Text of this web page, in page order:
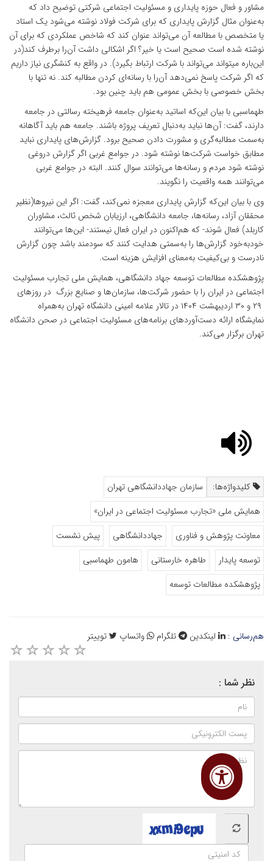
مشاور و فعال حوزه پایداری و مسئولیت اجتماعی شرکتی توضیح داد که
به‌عنوان مثال گزارش پایداری که برای شرکت فولاد نوشته می‌شود یک استاد
یا متخصص با مطالعه آن می‌تواند عنوان کند که شاخص عملکردی که برای آن
نوشته شده است صحیح است یا خیر؟ اگر اشکالی داشت آن‌را برطرف کند(در
این‌باره می­تواند می‌تواند با شرکت ارتباط بگیرد). در واقع به کنشگری نیاز داریم
که اگر شرکت پاسخ نمی‌دهد آن‌را با رسانه‌ای کردن مطالبه کند. نه تنها با
بخش خصوصی با بخش عمومی هم باید چنین بود.
طهماسبی با بیان این‌که اساتید به‌عنوان جامعه فرهیخته رسالتی در جامعه
دارند، گفت: آن‌ها نباید به‌دنبال تعریف پروژه باشند. جامعه هم باید آگاهانه
به‌سمت مطالبه‌گری و مشورت دادن صحیح برود. گزارش‌های پایداری نباید
مطابق خواست شرکت‌ها نوشته شود. در جوامع غربی اگر گزارش دروغی
نوشته شود مردم و رسانه‌ها می‌توانند سوال کنند. البته در جوامع غربی
می‌توانند همه واقعیت را نگویند.
وی با بیان این‌که گزارش پایداری معجزه نمی‌کند، گفت: اگر این نیروها(نظیر
محققان آزاد، رسانه‌ها، جامعه دانشگاهی، ارزیابان شخص ثالث، مشاوران
کاربلد) فعال شوند- که هم‌اکنون در ایران فعال نیستند- این‌ها می‌توانند
خودبه‌خود گزارش‌ها را به‌سمتی هدایت کنند که سودمند باشد چون گزارش
نادرست و بی‌کیفیت به‌معنای افزایش هزینه است.
پژوهشکده مطالعات توسعه جهاد دانشگاهی، همایش ملی تجارب مسئولیت
اجتماعی در ایران را با حضور شرکت‌ها، سازمان‌ها و صنایع بزرگ در روزهای
۲۹ و ۳۰ اردیبهشت ۱۴۰۴ در تالار علامه امینی دانشگاه تهران به‌همراه
نمایشگاه ارائه دست‌آوردهای برنامه‌های مسئولیت اجتماعی در صحن دانشگاه
تهران برگزار می‌کند.
کلیدواژه‌ها:
سازمان جهاددانشگاهی تهران
همایش ملی «تجارب مسئولیت اجتماعی در ایران»
معاونت پژوهش و فناوری
جهاددانشگاهی
پیش نشست
توسعه پایدار
طاهره خارستانی
هامون طهماسبی
پژوهشکده مطالعات توسعه
هم‌رسانی : لینکدین تلگرام واتساپ توییتر
نظر شما :